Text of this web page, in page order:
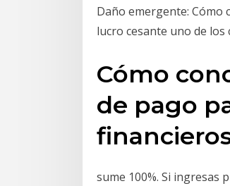
Daño emergente: Cómo
lucro cesante uno de
Cómo
de pago
sume 100%. Si ingresas